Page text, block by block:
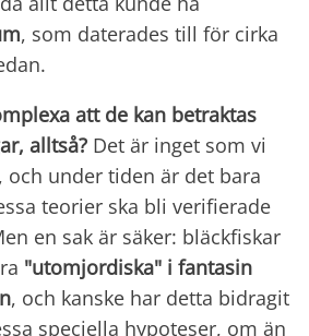
, som daterades till för cirka
att de kan betraktas
alltså? Det är inget som vi
och under tiden är det bara
teorier ska bli verifierade
en sak är säker: bläckfiskar
"utomjordiska" i fantasin
, och kanske har detta bidragit
speciella hypoteser, om än